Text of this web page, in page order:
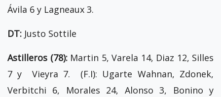
Ávila 6 y Lagneaux 3.
DT: Justo Sottile
Astilleros (78): Martin 5, Varela 14, Diaz 12, Silles
7 y Vieyra 7. (F.I): Ugarte Wahnan, Zdonek,
Verbitchi 6, Morales 24, Alonso 3, Bonino y